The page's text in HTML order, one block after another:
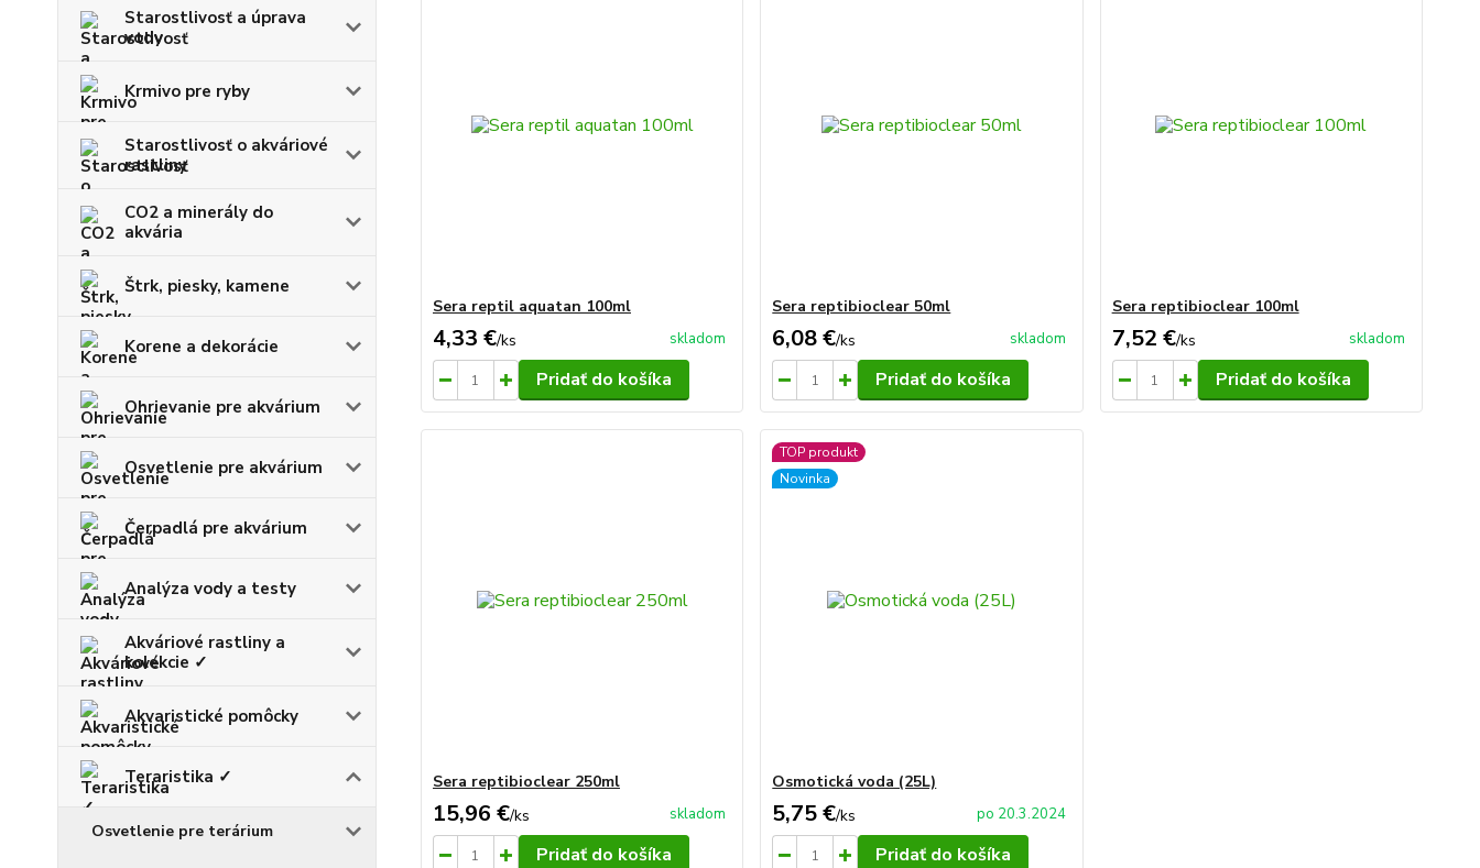
Starostlivosť a úprava
vody
Krmivo pre ryby
Starostlivosť o akváriové
rastliny
CO2 a minerály do
akvária
Štrk, piesky, kamene
Korene a dekorácie
Ohrievanie pre akvárium
Osvetlenie pre akvárium
Čerpadlá pre akvárium
Analýza vody a testy
Akváriové rastliny a
kolekcie ✓
Akvaristické pomôcky
Teraristika ✓
Osvetlenie pre terárium
Sera reptil aquatan 100ml
4,33 €/ks skladom
Pridať do košíka
Sera reptibioclear 50ml
6,08 €/ks skladom
Pridať do košíka
Sera reptibioclear 100ml
7,52 €/ks skladom
Pridať do košíka
Sera reptibioclear 250ml
15,96 €/ks skladom
Pridať do košíka
TOP produkt
Novinka
Osmotická voda (25L)
5,75 €/ks po 20.3.2024
Pridať do košíka